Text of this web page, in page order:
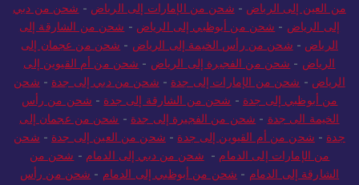
من العين إلى الرياض - شحن من الإمارات إلى الرياض - شحن من دبي
إلى الرياض - شحن من أبوظبي إلى الرياض - شحن من الشارقة إلى
الرياض - شحن من رأس الخيمة إلى الرياض - شحن من عجمان إلى
الرياض - شحن من الفجيرة إلى الرياض - شحن من أم القيوين إلى
الرياض - شحن من الإمارات إلى جدة - شحن من دبي إلى جدة - شحن
من أبوظبي إلى جدة - شحن من الشارقة إلى جدة - شحن من رأس
الخيمة الى جدة - شحن من الفجيرة إلى جدة - شحن من عجمان إلى
جدة - شحن من أم القيوين إلى جدة - شحن من العين إلى جدة - شحن
من الإمارات إلى الدمام - شحن من دبي إلى الدمام - شحن من
الشارقة إلى الدمام - شحن من أبوظبي إلى الدمام - شحن من رأس